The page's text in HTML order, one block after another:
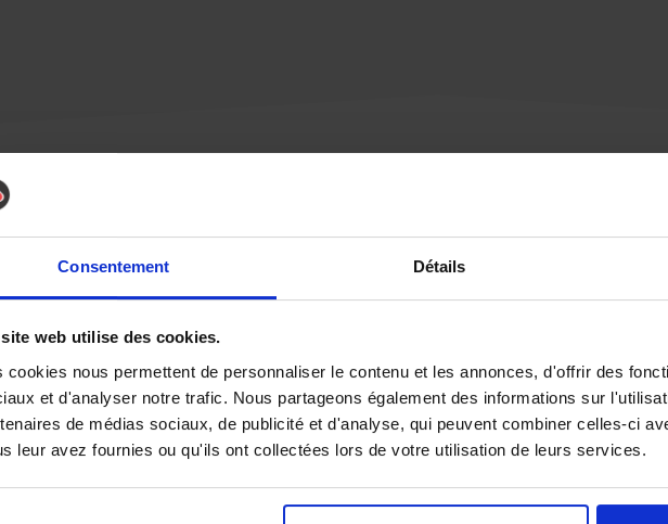
Consentement Détails
site web utilise des cookies.
cookies nous permettent de personnaliser le contenu et les annonces, d'offrir des
et d'analyser notre trafic. Nous partageons également des informations sur
de médias sociaux, de publicité et d'analyse, qui peuvent combiner celles-ci
leur avez fournies ou qu'ils ont collectées lors de votre utilisation de leurs services.
Une urgence ?
Vous souhaitez être